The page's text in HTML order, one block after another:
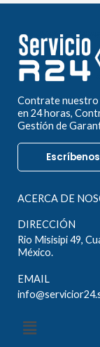
Contrate nuestro
en 24 horas,
Gestión de
Escríbenos
ACERCA DE
DIRECCIÓN
Rio Misisipi 49,
México.
EMAIL
Menú